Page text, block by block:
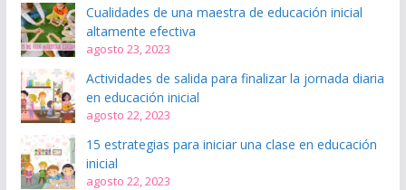
Cualidades de una maestra de educación inicial
altamente efectiva
agosto 23, 2023
Actividades de salida para finalizar la jornada diaria
en educación inicial
agosto 22, 2023
15 estrategias para iniciar una clase en educación
inicial
agosto 22, 2023